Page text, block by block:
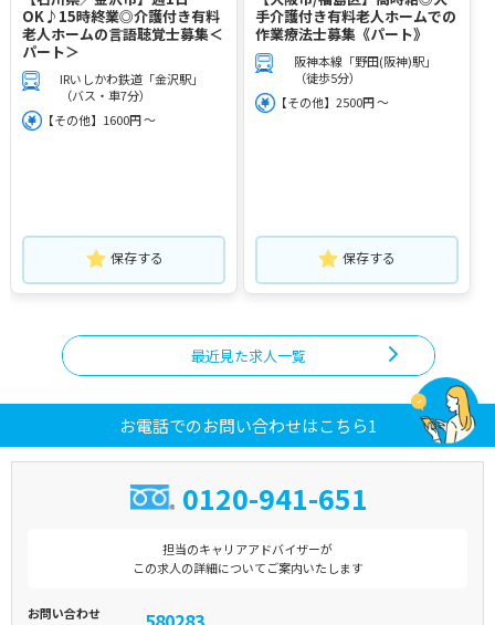
OK♪15時終業◎介護付き有料
老人ホームの言語聴覚士募集＜
パート＞
IRいしかわ鉄道「金沢駅」
（バス・車7分）
【その他】1600円 ～
保存する
手介護付き有料老人ホームでの
作業療法士募集《パート》
阪神本線「野田(阪神)駅」
（徒歩5分）
【その他】2500円 ～
保存する
最近見た求人一覧
お電話でのお問い合わせはこちら1
0120-941-651
担当のキャリアアドバイザーが
この求人の詳細についてご案内いたします
お問い合わせ